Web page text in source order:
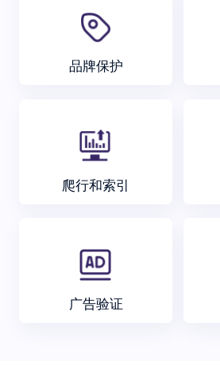
品牌保护
爬行和索引
广告验证